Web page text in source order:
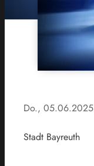
Do., 05.06.2025
Stadt Bayreuth